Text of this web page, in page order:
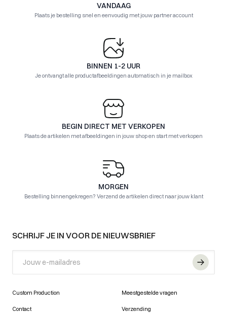
VANDAAG
Plaats je bestelling snel en eenvoudig met jouw partner account
BINNEN 1-2 UUR
Je ontvangt alle productafbeeldingen automatisch in je mailbox
BEGIN DIRECT MET VERKOPEN
Plaats de artikelen met afbeeldingen in jouw shop en start met verkopen
MORGEN
Bestelling binnengekregen? Verzend de artikelen direct naar jouw klant
SCHRIJF JE IN VOOR DE NIEUWSBRIEF
Custom Production Meestgestelde vragen
Contact Verzending